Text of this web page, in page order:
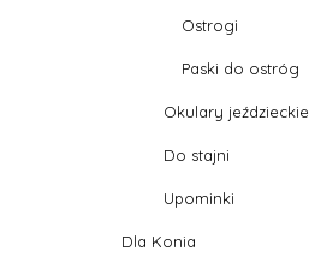
Ostrogi
Paski do ostróg
Okulary jeździeckie
Do stajni
Upominki
Dla Konia